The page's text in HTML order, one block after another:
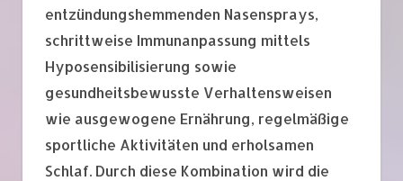
entzündungshemmenden Nasensprays,
schrittweise Immunanpassung mittels
Hyposensibilisierung sowie
gesundheitsbewusste Verhaltensweisen
wie ausgewogene Ernährung, regelmäßige
sportliche Aktivitäten und erholsamen
Schlaf. Durch diese Kombination wird die